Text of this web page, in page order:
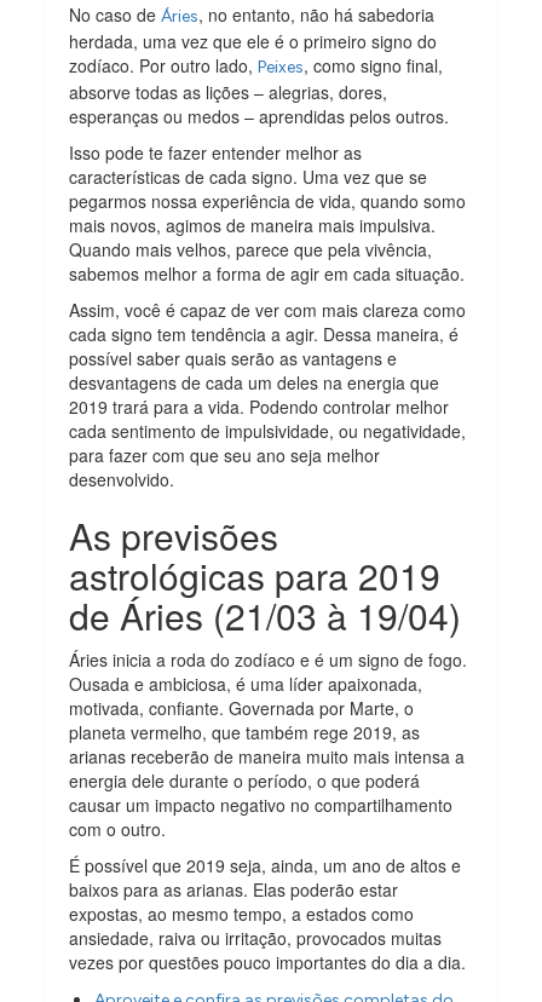
No caso deÁries, no entanto, não há sabedoria
herdada, uma vez que ele é o primeiro signo do
zodíaco. Por outro lado,Peixes, como signo final,
absorve todas as lições – alegrias, dores,
esperanças ou medos – aprendidas pelos outros.
Isso pode te fazer entender melhor as
características de cada signo. Uma vez que se
pegarmos nossa experiência de vida, quando somo
mais novos, agimos de maneira mais impulsiva.
Quando mais velhos, parece que pela vivência,
sabemos melhor a forma de agir em cada situação.
Assim, você é capaz de ver com mais clareza como
cada signo tem tendência a agir. Dessa maneira, é
possível saber quais serão as vantagens e
desvantagens de cada um deles na energia que
2019 trará para a vida. Podendo controlar melhor
cada sentimento de impulsividade, ou negatividade,
para fazer com que seu ano seja melhor
desenvolvido.
As previsões
astrológicas para 2019
de Áries (21/03 à 19/04)
Áries inicia a roda do zodíaco e é um signo de fogo.
Ousada e ambiciosa, é uma líder apaixonada,
motivada, confiante. Governada por Marte, o
planeta vermelho, que também rege 2019, as
arianas receberão de maneira muito mais intensa a
energia dele durante o período, o que poderá
causar um impacto negativo no compartilhamento
com o outro.
É possível que 2019 seja, ainda, um ano de altos e
baixos para as arianas. Elas poderão estar
expostas, ao mesmo tempo, a estados como
ansiedade, raiva ou irritação, provocados muitas
vezes por questões pouco importantes do dia a dia.